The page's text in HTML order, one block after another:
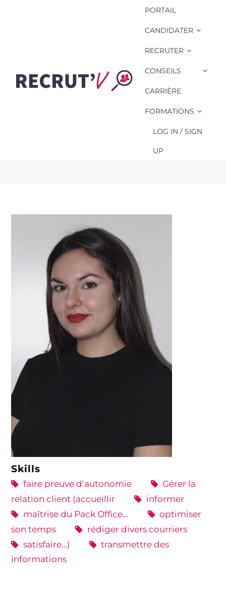
PORTAIL
CANDIDATER
RECRUTER
CONSEILS
CARRIÈRE
FORMATIONS
LOG IN / SIGN
UP
Julie ****
BTS Négociation et
Relation Client en
La Roche-sur-Yon / Challans / Aizenay / Saint-
Skills
faire preuve d’autonomie
Gérer la
relation client (accueillir
informer
maîtrise du Pack Office...
optimiser
son temps
rédiger divers courriers
satisfaire…)
transmettre des
informations